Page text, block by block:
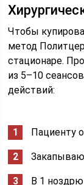
Чтобы
метод
стационаре.
из 5–10
действий:
Пациенту
В 1 ноздрю